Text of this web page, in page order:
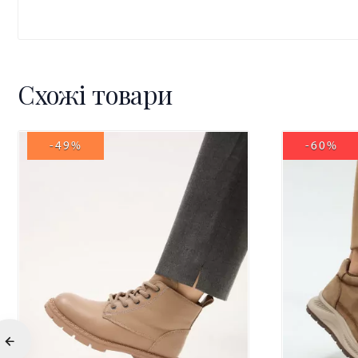
Схожі товари
-49% -60%